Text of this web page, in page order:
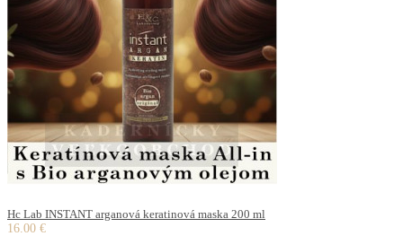
Hc Lab INSTANT arganová keratinová maska 200 ml
16.00 €